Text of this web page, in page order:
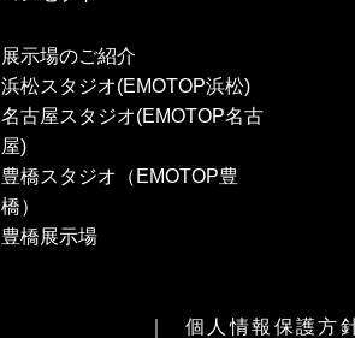
展示場のご紹介
浜松スタジオ(EMOTOP浜松)
名古屋スタジオ(EMOTOP名古
屋)
豊橋スタジオ（EMOTOP豊
橋）
豊橋展示場
個人情報保護方